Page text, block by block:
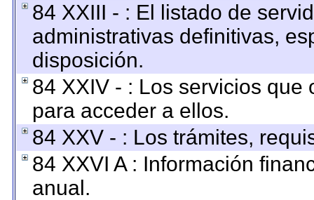
84 XXIII - : El listado de
administrativas definitivas,
disposición.
84 XXIV - : Los servicios
para acceder a ellos.
84 XXV - : Los trámites,
84 XXVI A : Información
anual.